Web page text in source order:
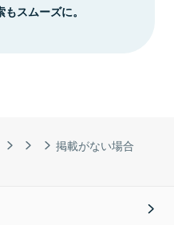
掲載がない場合
スムーズに。